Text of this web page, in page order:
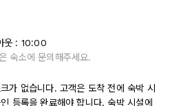
웃 : 10:00
숙소에 문의해주세요.
가 없습니다. 고객은 도착 전에 숙박 시
등록을 완료해야 합니다. 숙박 시설에